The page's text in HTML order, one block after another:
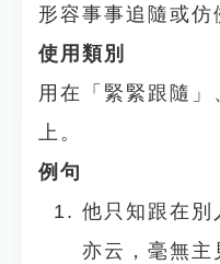
形容事事追隨或仿
使用類別
用在「緊緊跟隨
上。
例句
他只知跟在別
亦云，毫無主